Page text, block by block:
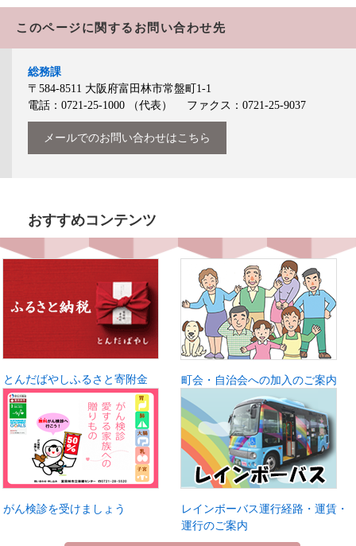
このページに関するお問い合わせ先
総務課
〒584-8511 大阪府富田林市常盤町1-1
電話：0721-25-1000
（代表） ファクス：0721-25-9037
メールでのお問い合わせはこちら
おすすめコンテンツ
とんだばやしふるさと寄附金 町会・自治会への加入のご案内
がん検診を受けましょう
レインボーバス運行経路・運賃・
運行のご案内